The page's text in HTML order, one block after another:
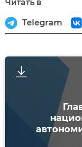
Читать в
Telegram